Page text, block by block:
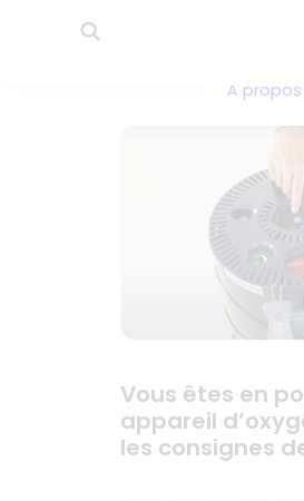
À
Vous êtes en
appareil
les consignes